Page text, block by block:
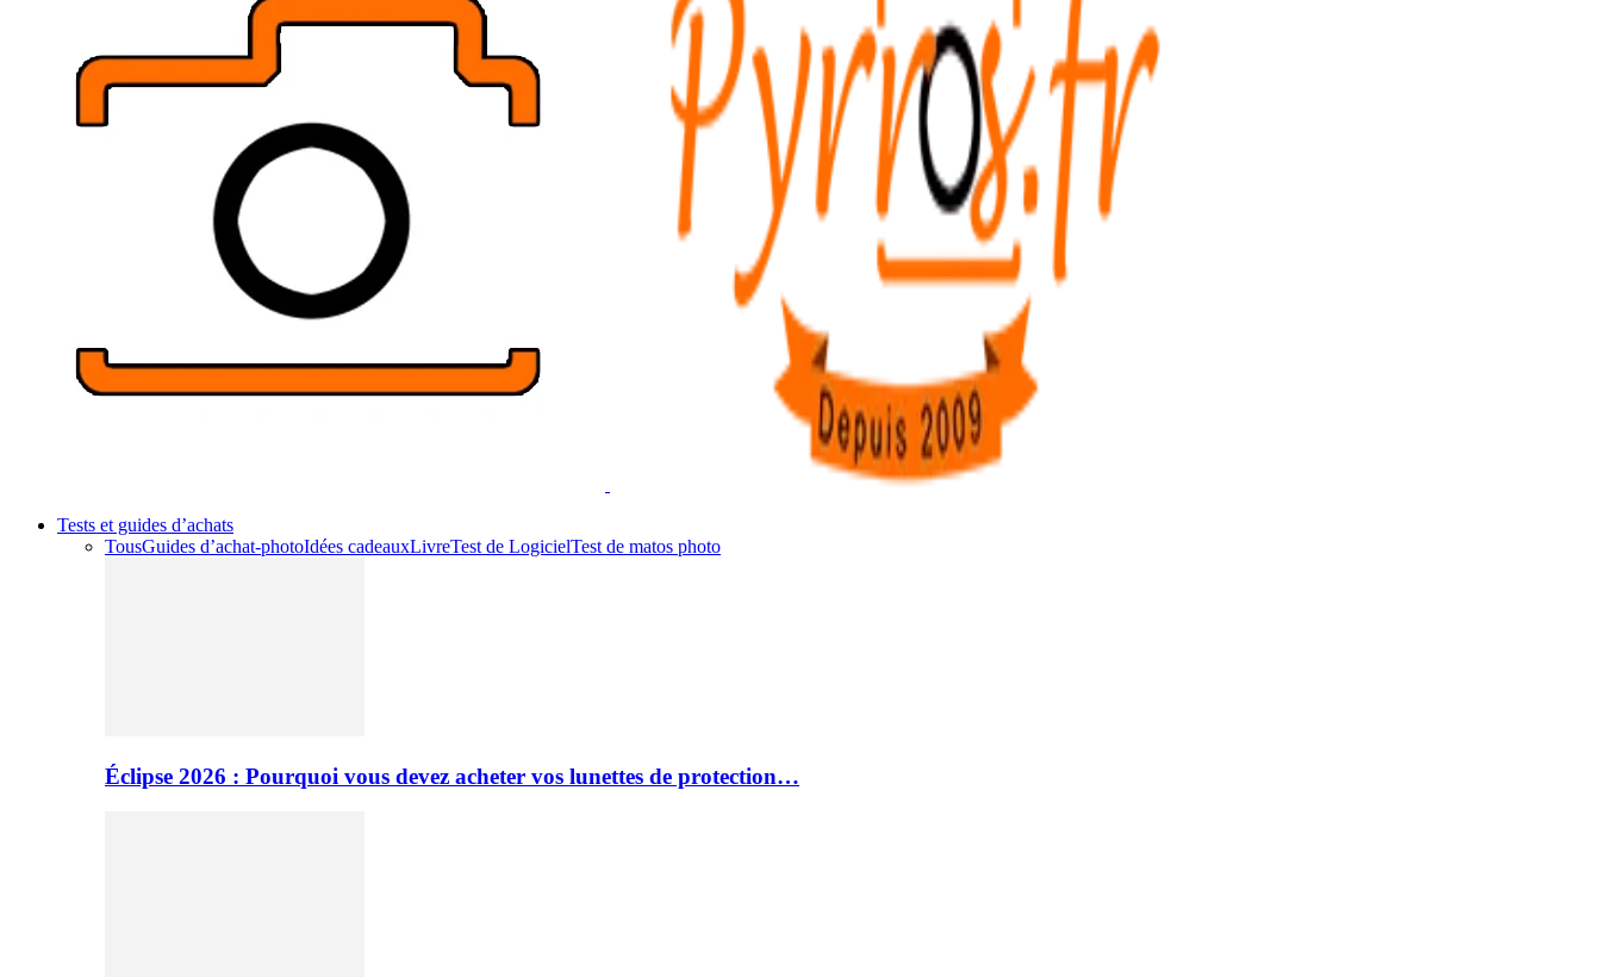
Tests et guides d’achats
TousGuides d’achat-photoIdées cadeauxLivreTest de LogicielTest de matos photo
Éclipse 2026 : Pourquoi vous devez acheter vos lunettes de protection…